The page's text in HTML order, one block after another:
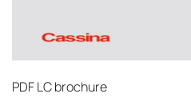
PDFLC brochure